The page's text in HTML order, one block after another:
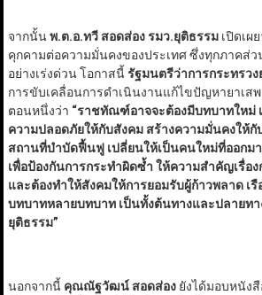
จากนั้นพ.ต.อ.ทวี สอดส่อง รมว.ยุติธรรมเปิดเผ
คุกคามต่อความมั่นคงของประเทศ ซึ่งทุกภาคส่
อย่างเร่งด่วน โอกาสนี้รัฐมนตรีว่าการกระทรว
การขับเคลื่อนการดำเนินงานแก้ไขปัญหายาเส
ตอนหนึ่งว่า “ราชทัณฑ์อาจจะต้องมีบทบาทใหม่
ความปลอดภัยให้กับสังคม สร้างความมั่นคงให้กั
สถานที่บำบัดฟื้นฟู เปลี่ยนให้เป็นคนใหม่ที่ออก
เพื่อป้องกันการกระทำผิดซ้ำ ให้ความสำคัญเรื่อ
และต้องทำให้สังคมให้การยอมรับผู้ก้าวพลาด เ
บทบาทหลายบทบาท เป็นทั้งต้นทางและปลายท
ยุติธรรม”
นอกจากนี้ คุณณัฐวัฒน์ สอดส่องยังได้มอบหนังสื